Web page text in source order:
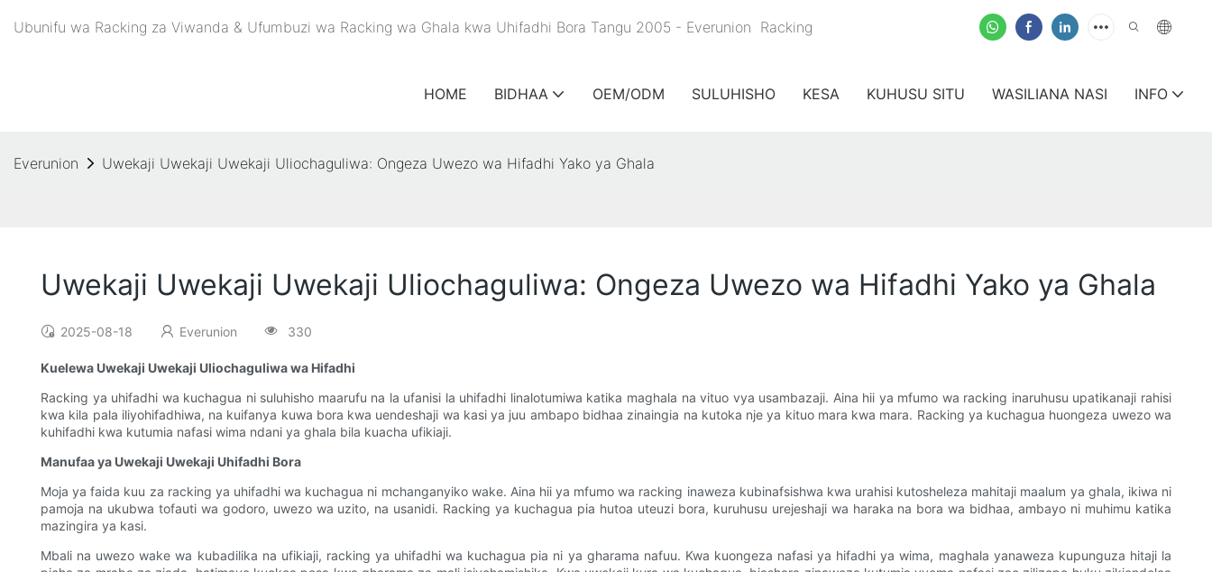
Ubunifu wa Racking za Viwanda & Ufumbuzi wa Racking wa Ghala kwa Uhifadhi Bora Tangu 2005 - Everunion Racking
HOME BIDHAA OEM/ODM SULUHISHO KESA KUHUSU SITU WASILIANA NASI INFO
Everunion Uwekaji Uwekaji Uwekaji Uliochaguliwa: Ongeza Uwezo wa Hifadhi Yako ya Ghala
Uwekaji Uwekaji Uwekaji Uliochaguliwa: Ongeza Uwezo wa Hifadhi Yako ya Ghala
2025-08-18 Everunion 330
Kuelewa Uwekaji Uwekaji Uliochaguliwa wa Hifadhi
Racking ya uhifadhi wa kuchagua ni suluhisho maarufu na la ufanisi la uhifadhi linalotumiwa katika maghala na vituo vya usambazaji. Aina hii ya mfumo wa racking inaruhusu upatikanaji rahisi
kwa kila pala iliyohifadhiwa, na kuifanya kuwa bora kwa uendeshaji wa kasi ya juu ambapo bidhaa zinaingia na kutoka nje ya kituo mara kwa mara. Racking ya kuchagua huongeza uwezo wa
kuhifadhi kwa kutumia nafasi wima ndani ya ghala bila kuacha ufikiaji.
Manufaa ya Uwekaji Uwekaji Uhifadhi Bora
Moja ya faida kuu za racking ya uhifadhi wa kuchagua ni mchanganyiko wake. Aina hii ya mfumo wa racking inaweza kubinafsishwa kwa urahisi kutosheleza mahitaji maalum ya ghala, ikiwa ni
pamoja na ukubwa tofauti wa godoro, uwezo wa uzito, na usanidi. Racking ya kuchagua pia hutoa uteuzi bora, kuruhusu urejeshaji wa haraka na bora wa bidhaa, ambayo ni muhimu katika
mazingira ya kasi.
Mbali na uwezo wake wa kubadilika na ufikiaji, racking ya uhifadhi wa kuchagua pia ni ya gharama nafuu. Kwa kuongeza nafasi ya hifadhi ya wima, maghala yanaweza kupunguza hitaji la